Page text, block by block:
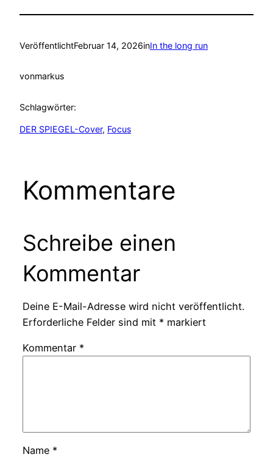
VeröffentlichtFebruar 14, 2026inIn the long run
vonmarkus
Schlagwörter:
DER SPIEGEL-Cover, Focus
Kommentare
Schreibe einen
Kommentar
Deine E-Mail-Adresse wird nicht veröffentlicht.
Erforderliche Felder sind mit * markiert
Kommentar *
Name *